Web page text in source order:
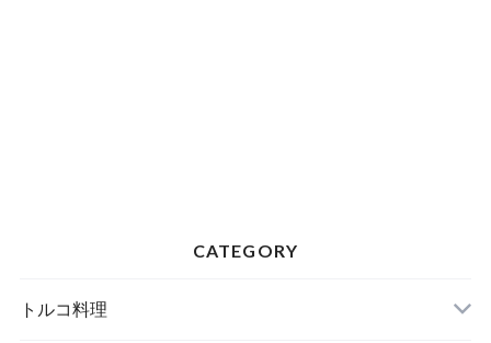
CATEGORY
トルコ料理